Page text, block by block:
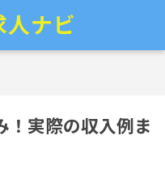
人ナビ
！実際の収入例ま